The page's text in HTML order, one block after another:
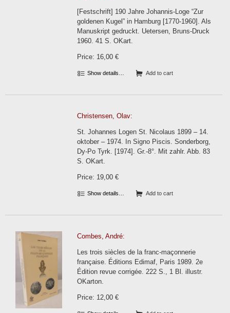
[Festschrift] 190 Jahre Johannis-Loge “Zur
goldenen Kugel” in Hamburg [1770-1960]. Als
Manuskript gedruckt. Uetersen, Bruns-Druck
1960. 41 S. OKart.
Price: 16,00 €
Show details… Add to cart
Christensen, Olav:
St. Johannes Logen St. Nicolaus 1899 – 14.
oktober – 1974. In Signo Piscis. Sonderborg,
Dy-Po Tyrk. [1974]. Gr.-8°. Mit zahlr. Abb. 83
S. OKart.
Price: 19,00 €
Show details… Add to cart
Combes, André:
Les trois siècles de la franc-maçonnerie
française. Éditions Edimaf, Paris 1989. 2e
Édition revue corrigée. 222 S., 1 Bl. illustr.
OKarton.
Price: 12,00 €